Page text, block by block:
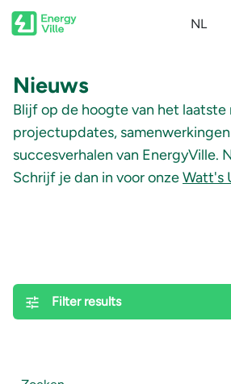
Skip to main content
Nieuws
Blijf op de hoogte van het laatste
projectupdates,
succesverhalen van EnergyVille.
Schrijf je dan in voor onzeWatt's
Filter results